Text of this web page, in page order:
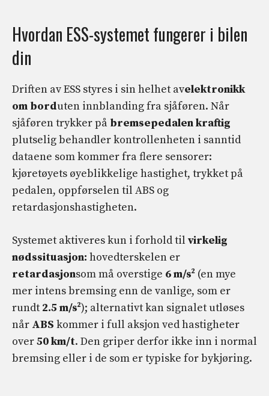
Hvordan ESS-systemet fungerer i bilen
din
Driften av ESS styres i sin helhet avelektronikk
om borduten innblanding fra sjåføren. Når
sjåføren trykker på bremsepedalen kraftig
plutselig behandler kontrollenheten i sanntid
dataene som kommer fra flere sensorer:
kjøretøyets øyeblikkelige hastighet, trykket på
pedalen, oppførselen til ABS og
retardasjonshastigheten.
Systemet aktiveres kun i forhold til virkelig
nødssituasjon: hovedterskelen er
retardasjonsom må overstige 6 m/s² (en mye
mer intens bremsing enn de vanlige, som er
rundt 2.5 m/s²); alternativt kan signalet utløses
når ABS kommer i full aksjon ved hastigheter
over50 km/t. Den griper derfor ikke inn i normal
bremsing eller i de som er typiske for bykjøring.